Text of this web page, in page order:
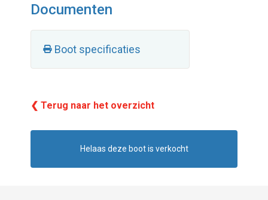
Documenten
Boot specificaties
❮ Terug naar het overzicht
Helaas deze boot is verkocht